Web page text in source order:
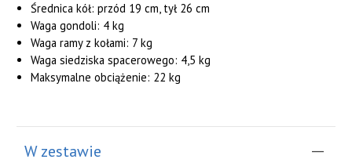
Średnica kół: przód 19 cm, tył 26 cm
Waga gondoli: 4 kg
Waga ramy z kołami: 7 kg
Waga siedziska spacerowego: 4,5 kg
Maksymalne obciążenie: 22 kg
W zestawie